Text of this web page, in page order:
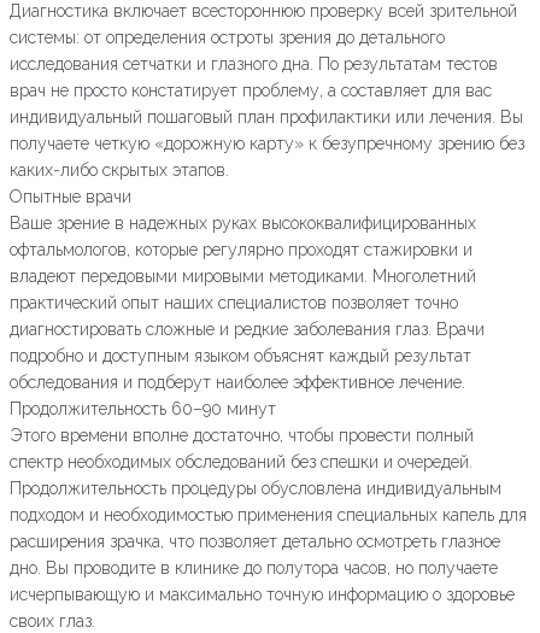
Диагностика включает всестороннюю проверку всей зрительной
системы: от определения остроты зрения до детального
исследования сетчатки и глазного дна. По результатам тестов
врач не просто констатирует проблему, а составляет для вас
индивидуальный пошаговый план профилактики или лечения. Вы
получаете четкую «дорожную карту» к безупречному зрению без
каких-либо скрытых этапов.
Опытные врачи
Ваше зрение в надежных руках высококвалифицированных
офтальмологов, которые регулярно проходят стажировки и
владеют передовыми мировыми методиками. Многолетний
практический опыт наших специалистов позволяет точно
диагностировать сложные и редкие заболевания глаз. Врачи
подробно и доступным языком объяснят каждый результат
обследования и подберут наиболее эффективное лечение.
Продолжительность 60–90 минут
Этого времени вполне достаточно, чтобы провести полный
спектр необходимых обследований без спешки и очередей.
Продолжительность процедуры обусловлена индивидуальным
подходом и необходимостью применения специальных капель для
расширения зрачка, что позволяет детально осмотреть глазное
дно. Вы проводите в клинике до полутора часов, но получаете
исчерпывающую и максимально точную информацию о здоровье
своих глаз.